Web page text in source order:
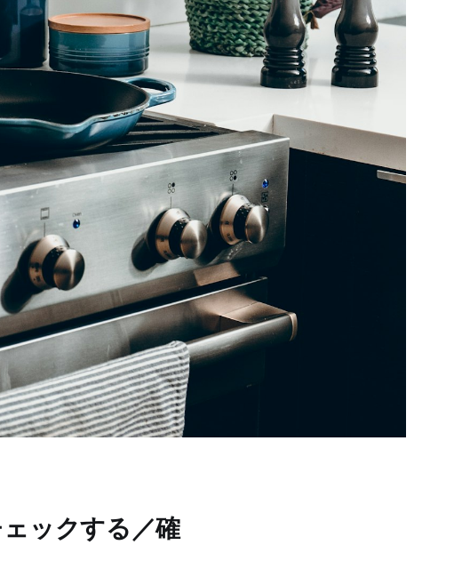
ックする／確